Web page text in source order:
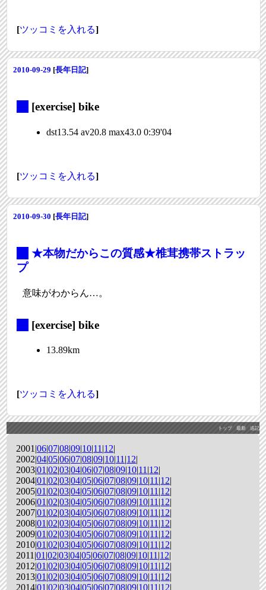
[ツッコミを入れる]
2010-09-29 [長年日記]
[exercise] bike
dst13.54 av20.8 max43.0 0:39'04
[ツッコミを入れる]
2010-09-30 [長年日記]
★本物だからこの質感★椎茸携帯ストラッ
プ
意味がわからん…。
[exercise] bike
13.89km
[ツッコミを入れる]
トップ 最新 追記
2001|06|07|08|09|10|11 |12|
2002|04|05|06|07|08|09|10|11 |12|
2003|01 |02|03|04|06|07|08|09|10|11 |12|
2004|01 |02|03|04|05|06|07|08|09|10|11 |12|
2005|01 |02|03|04|05|06|07|08|09|10|11 |12|
2006|01 |02|03|04|05|06|07|08|09|10|11 |12|
2007|01 |02|03|04|05|06|07|08|09|10|11 |12|
2008|01 |02|03|04|05|06|07|08|09|10|11 |12|
2009|01 |02|03|04|05|06|07|08|09|10|11 |12|
2010|01 |02|03|04|05|06|07|08|09|10|11 |12|
2011|01 |02|03|04|05|06|07|08|09|10|11 |12|
2012|01 |02|03|04|05|06|07|08|09|10|11 |12|
2013|01 |02|03|04|05|06|07|08|09|10|11 |12|
2014|01 |02|03|04|05|06|07|08|09|10|11 |12|